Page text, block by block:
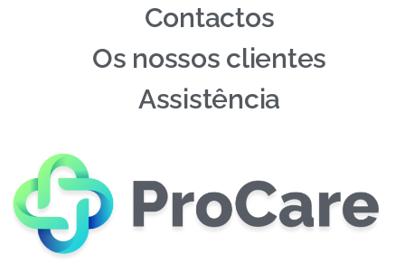
Contactos
Os nossos clientes
Assistência